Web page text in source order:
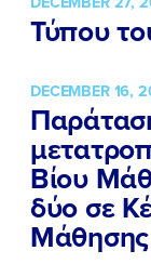
Τύπου
DECEMBER 16,
Βίου
δύο σε